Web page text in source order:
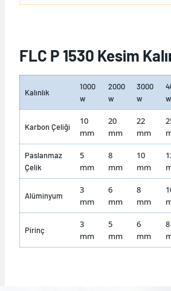
FLC P 1530 Kesim
Kalınlık
1000
w
2000
w
3000
w
w
Karbon Çeliği
10
mm
20
mm
22
mm
Paslanmaz
Çelik
5
mm
8
mm
10
mm
Alüminyum
3
mm
6
mm
8
mm
Pirinç
3
mm
5
mm
6
mm
8